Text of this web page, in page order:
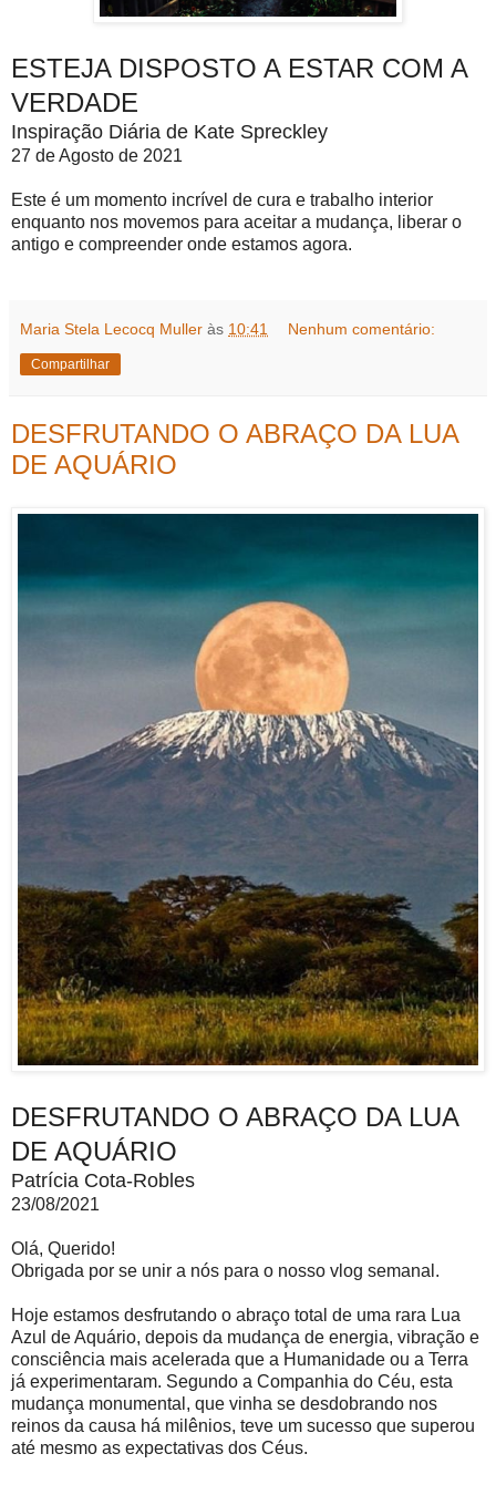
ESTEJA DISPOSTO A ESTAR COM A
VERDADE
Inspiração Diária de Kate Spreckley
27 de Agosto de 2021
Este é um momento incrível de cura e trabalho interior
enquanto nos movemos para aceitar a mudança, liberar o
antigo e compreender onde estamos agora.
Maria Stela Lecocq Muller às 10:41 Nenhum comentário:
Compartilhar
DESFRUTANDO O ABRAÇO DA LUA
DE AQUÁRIO
DESFRUTANDO O ABRAÇO DA LUA
DE AQUÁRIO
Patrícia Cota-Robles
23/08/2021
Olá, Querido!
Obrigada por se unir a nós para o nosso vlog semanal.
Hoje estamos desfrutando o abraço total de uma rara Lua
Azul de Aquário, depois da mudança de energia, vibração e
consciência mais acelerada que a Humanidade ou a Terra
já experimentaram. Segundo a Companhia do Céu, esta
mudança monumental, que vinha se desdobrando nos
reinos da causa há milênios, teve um sucesso que superou
até mesmo as expectativas dos Céus.